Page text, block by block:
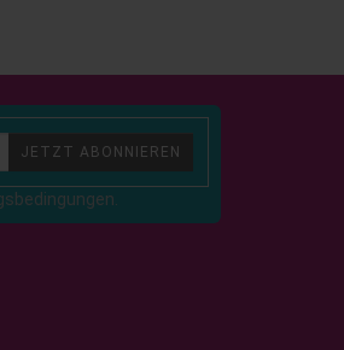
JETZT ABONNIEREN